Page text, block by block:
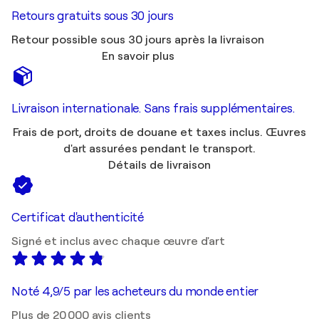
Retours gratuits sous 30 jours
Retour possible sous 30 jours après la livraison
En savoir plus
Livraison internationale. Sans frais supplémentaires.
Frais de port, droits de douane et taxes inclus. Œuvres
d'art assurées pendant le transport.
Détails de livraison
Certificat d'authenticité
Signé et inclus avec chaque œuvre d'art
Noté 4,9/5 par les acheteurs du monde entier
Plus de 20 000 avis clients